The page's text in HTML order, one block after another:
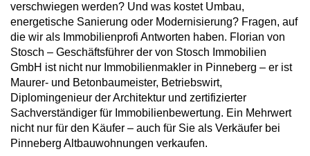
verschwiegen werden? Und was kostet Umbau,
energetische Sanierung oder Modernisierung? Fragen, auf
die wir als Immobilienprofi Antworten haben. Florian von
Stosch – Geschäftsführer der von Stosch Immobilien
GmbH ist nicht nur Immobilienmakler in Pinneberg – er ist
Maurer- und Betonbaumeister, Betriebswirt,
Diplomingenieur der Architektur und zertifizierter
Sachverständiger für Immobilienbewertung. Ein Mehrwert
nicht nur für den Käufer – auch für Sie als Verkäufer bei
Pinneberg Altbauwohnungen verkaufen.